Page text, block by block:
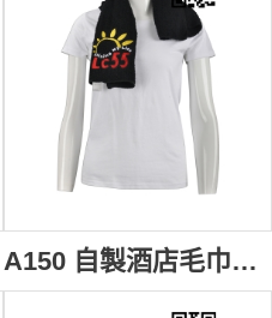
A150 自製酒店毛巾款式 設計LOGO毛巾款式 班會 學校毛巾 飛鏢毛巾 製作毛巾款式 毛巾廠房 #30*70cm